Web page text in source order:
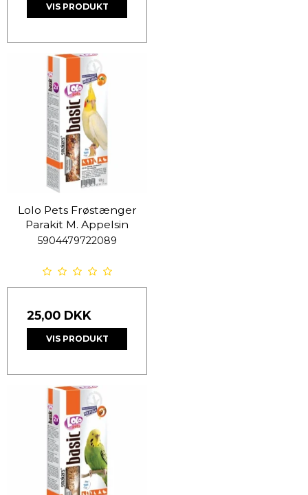
VIS PRODUKT
Lolo Pets Frøstænger
Parakit M. Appelsin
5904479722089
25,00 DKK
VIS PRODUKT